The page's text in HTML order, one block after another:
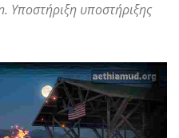
Υποστήριξη υποστήριξης